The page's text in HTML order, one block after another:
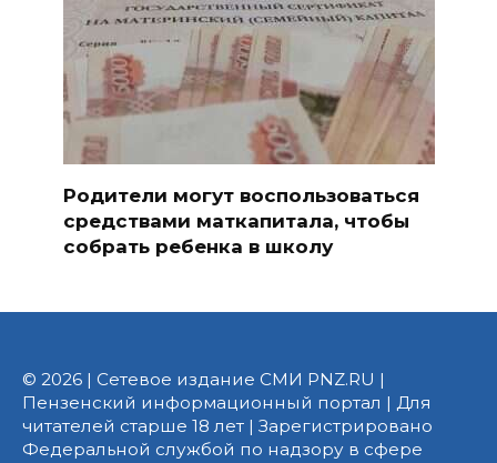
Родители могут воспользоваться
средствами маткапитала, чтобы
собрать ребенка в школу
© 2026 | Сетевое издание СМИ PNZ.RU |
Пензенский информационный портал | Для
читателей старше 18 лет | Зарегистрировано
Федеральной службой по надзору в сфере